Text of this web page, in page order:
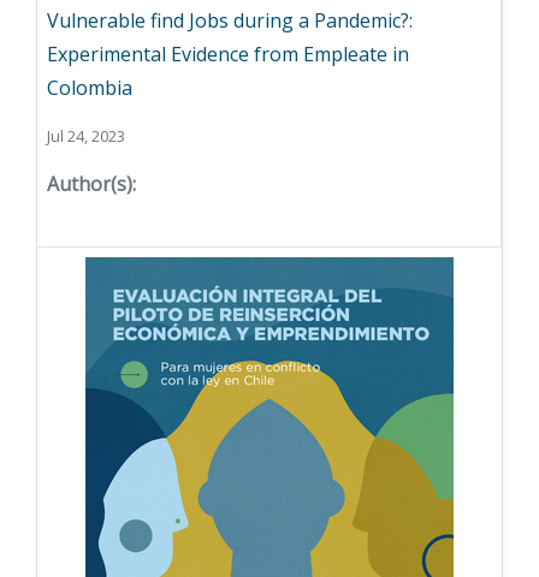
Vulnerable find Jobs during a Pandemic?:
Experimental Evidence from Empleate in
Colombia
Jul 24, 2023
Author(s):